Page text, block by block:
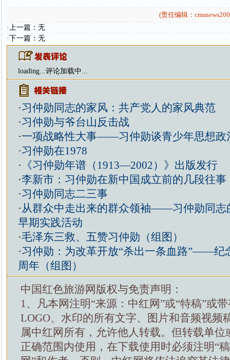
(责任编辑：
·上一篇：无
·下一篇：无
loading...评论加载中...
·习仲勋同志的家风：共产党人的家风典范
·习仲勋与爷台山反击战
·一项战略性大事——习仲勋谈青少年思想政
·习仲勋在1978
· 《习仲勋年谱（1913—2002）》出版发行
·李新市：习仲勋在新中国成立前的几段往事
·习仲勋同志二三事
· 从群众中走出来的群众领袖——习仲勋同志
早期实践活动
·毛泽东三救、五赞习仲勋（组图）
·习仲勋：为改革开放“杀出一条血路”——纪
周年（组图）
中国红色旅游网版权与免责声明：
1、凡本网注明“来源：中红网”或“特稿”或
LOGO、水印的所有文字、图片和音频视频
属中红网所有，允许他人转载。但转载单位
正确范围内使用，在下载使用时必须注明“